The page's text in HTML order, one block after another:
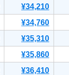
¥34,210
¥34,760
¥35,310
¥35,860
¥36,410